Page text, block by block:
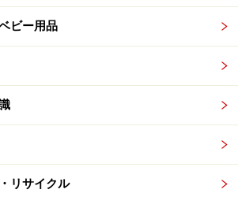
ビー用品
リサイクル